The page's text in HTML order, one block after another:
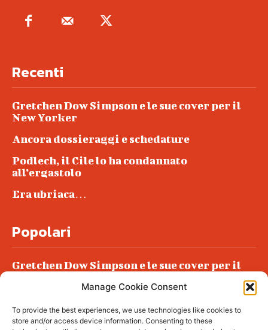
Manage Cookie Consent
To provide the best experiences, we use technologies like cookies to
store and/or access device information. Consenting to these
Recenti
Gretchen Dow Simpson e le sue cover per il
New Yorker
Ancora dossieraggi e schedature
Podlech, il Cile lo ha condannato
all’ergastolo
Era ubriaca…
Popolari
Gretchen Dow Simpson e le sue cover per il
Podlech, il Cile lo ha condannato